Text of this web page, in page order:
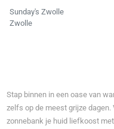
Sunday's Zwolle
Zwolle
Stap binnen in een oase van
zelfs op de meest grijze
zonnebank je huid liefkoost